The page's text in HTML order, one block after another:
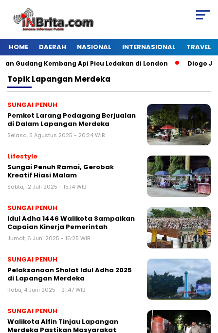
HOME DAERAH NASIONAL INTERNASIONAL TRAVEL
Gudang Kembang Api Picu Ledakan di London Diogo
TopikLapangan Merdeka
SUNGAI PENUH
Pemkot Larang Pedagang Berjualan
di Dalam Lapangan Merdeka
Selasa, 5 Agustus 2025 - 20:24 WIB
Lifestyle
Sungai Penuh Ramai, Gerobak
Kreatif Hiasi Malam
Sabtu, 12 Juli 2025 - 15:14 WIB
SUNGAI PENUH
Idul Adha 1446 Walikota Sampaikan
Capaian Kinerja Pemerintah
Jumat, 6 Juni 2025 - 16:25 WIB
SUNGAI PENUH
Pelaksanaan Sholat Idul Adha 2025
di Lapangan Merdeka
Rabu, 4 Juni 2025 - 21:47 WIB
SUNGAI PENUH
Walikota Alfin Tinjau Lapangan
Merdeka Pastikan Masyarakat